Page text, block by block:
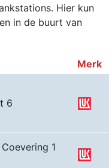
Hier kun
in de buurt van
Merk
6
1